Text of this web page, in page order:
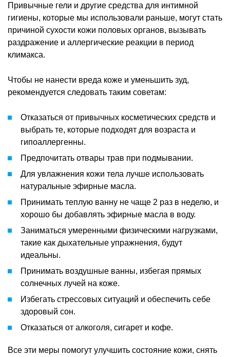
Привычные гели и другие средства для интимной
гигиены, которые мы использовали раньше, могут стать
причиной сухости кожи половых органов, вызывать
раздражение и аллергические реакции в период
климакса.
Чтобы не нанести вреда коже и уменьшить зуд,
рекомендуется следовать таким советам:
Отказаться от привычных косметических средств и
выбрать те, которые подходят для возраста и
гипоаллергенны.
Предпочитать отвары трав при подмывании.
Для увлажнения кожи тела лучше использовать
натуральные эфирные масла.
Принимать теплую ванну не чаще 2 раз в неделю, и
хорошо бы добавлять эфирные масла в воду.
Заниматься умеренными физическими нагрузками,
такие как дыхательные упражнения, будут
идеальны.
Принимать воздушные ванны, избегая прямых
солнечных лучей на коже.
Избегать стрессовых ситуаций и обеспечить себе
здоровый сон.
Отказаться от алкоголя, сигарет и кофе.
Все эти меры помогут улучшить состояние кожи, снять